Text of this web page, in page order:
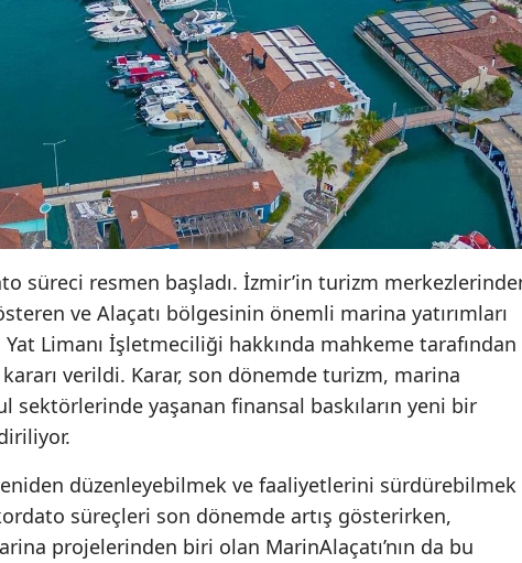
süreci resmen başladı. İzmir’in turizm
ve Alaçatı bölgesinin önemli marina yatırımları
Limanı İşletmeciliği hakkında mahkeme tarafından
verildi. Karar, son dönemde turizm, marina
sektörlerinde yaşanan finansal baskıların yeni bir
düzenleyebilmek ve faaliyetlerini sürdürebilmek
süreçleri son dönemde artış gösterirken,
projelerinden biri olan MarinAlaçatı’nın da bu